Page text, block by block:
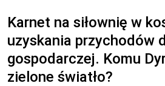
Karnet na siłownię w
uzyskania przychodów
gospodarczej. Komu
zielone światło?